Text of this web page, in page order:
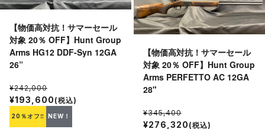
【物価高対抗！サマーセール
対象 20％ OFF】Hunt Group
Arms HG12 DDF-Syn 12GA
26”
¥242,000
¥193,600 (税込)
20％オフ‼ NEW！
【物価高対抗！サマーセール
対象 20％ OFF】Hunt Group
Arms PERFETTO AC 12GA
28"
¥345,400
¥276,320 (税込)